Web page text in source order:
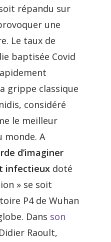
répandu sur
une
Le taux de
baptisée Covid
grippe classique
considéré
le meilleur
monde. A
d’imaginer
infectieux doté
» se soit
P4 de Wuhan
Dans son
Raoult,